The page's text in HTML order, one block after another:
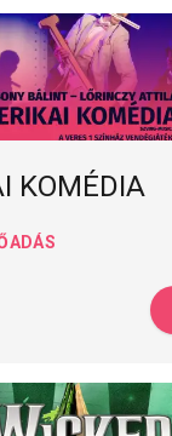
KOMÉDIA